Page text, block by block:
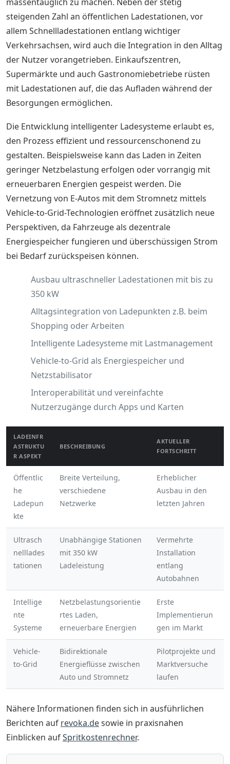
massentauglich zu machen. Neben der stetig
steigenden Zahl an öffentlichen Ladestationen, vor
allem Schnellladestationen entlang wichtiger
Verkehrsachsen, wird auch die Integration in den Alltag
der Nutzer vorangetrieben. Einkaufszentren,
Supermärkte und auch Gastronomiebetriebe rüsten
mit Ladestationen auf, die das Aufladen während der
Besorgungen ermöglichen.
Die Entwicklung intelligenter Ladesysteme erlaubt es,
den Prozess effizient und ressourcenschonend zu
gestalten. Beispielsweise kann das Laden in Zeiten
geringer Netzbelastung erfolgen oder vorrangig mit
erneuerbaren Energien gespeist werden. Die
Vernetzung von E-Autos mit dem Stromnetz mittels
Vehicle-to-Grid-Technologien eröffnet zusätzlich neue
Perspektiven, da Fahrzeuge als dezentrale
Energiespeicher fungieren und überschüssigen Strom
bei Bedarf zurückspeisen können.
Ausbau ultraschneller Ladestationen mit bis zu
350 kW
Alltagsintegration von Ladepunkten z.B. beim
Shopping oder Arbeiten
Intelligente Ladesysteme mit Lastmanagement
Vehicle-to-Grid als Energiespeicher und
Netzstabilisator
Interoperabilität und vereinfachte
Nutzerzugänge durch Apps und Karten
LADEINFR
ASTRUKTU
R ASPEKT
BESCHREIBUNG
AKTUELLER
FORTSCHRITT
Öffentlic
he
Ladepun
kte
Breite Verteilung,
verschiedene
Netzwerke
Erheblicher
Ausbau in den
letzten Jahren
Ultrasch
nelllades
tationen
Unabhängige Stationen
mit 350 kW
Ladeleistung
Vermehrte
Installation
entlang
Autobahnen
Intellige
nte
Systeme
Netzbelastungsorientie
rtes Laden,
erneuerbare Energien
Erste
Implementierun
gen im Markt
Vehicle-
to-Grid
Bidirektionale
Energieflüsse zwischen
Auto und Stromnetz
Pilotprojekte und
Marktversuche
laufen
Nähere Informationen finden sich in ausführlichen
Berichten auf revoka.desowie in praxisnahen
Einblicken aufSpritkostenrechner.